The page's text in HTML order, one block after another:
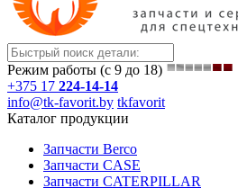
Режим работы (с 9 до 18)
+375 17 224-14-14
info@tk-favorit.by tkfavorit
Каталог продукции
Запчасти Berco
Запчасти CASE
Запчасти CATERPILLAR